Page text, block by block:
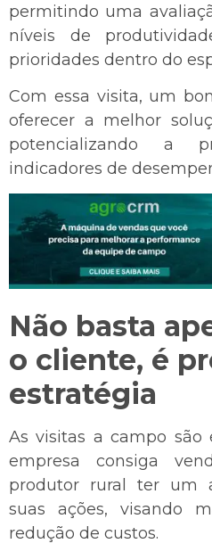
permitindo uma
níveis de
prioridades dentro do
Com essa visita, um
oferecer a melhor
potencializando a
indicadores de
Não basta
o cliente, é
estratégia
As visitas a campo são
empresa consiga
produtor rural ter um
suas ações, visando
redução de custos.